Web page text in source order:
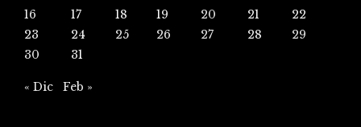
16
17 18 19 20 21
22
23
24 25 26 27 28
29
30
31
« Dic Feb »